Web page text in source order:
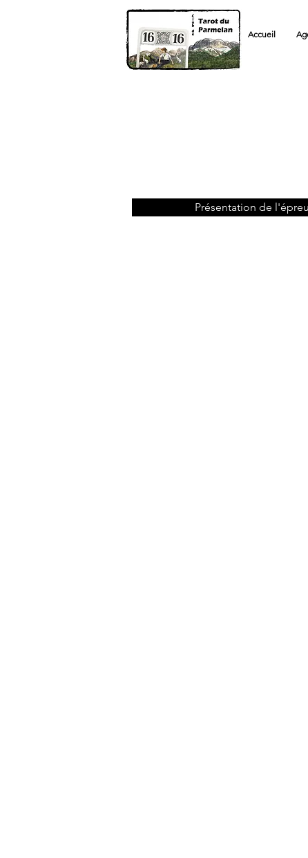
Accueil
Présentation de